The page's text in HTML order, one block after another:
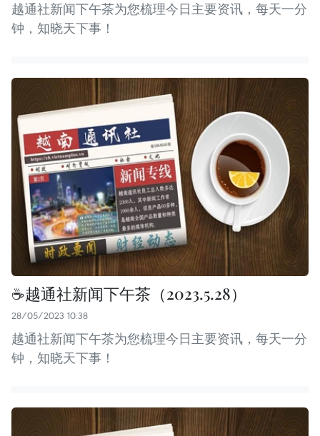
越通社新闻下午茶为您梳理今日主要资讯，每天一分
钟，知晓天下事！
☕️越通社新闻下午茶（2023.5.28）
28/05/2023 10:38
越通社新闻下午茶为您梳理今日主要资讯，每天一分
钟，知晓天下事！